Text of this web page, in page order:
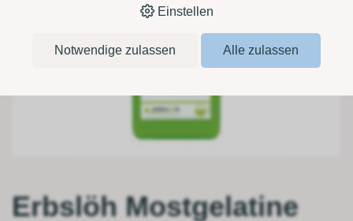
Erbslöh Mostgelatine
Einstellen
Notwendige zulassen Alle zulassen